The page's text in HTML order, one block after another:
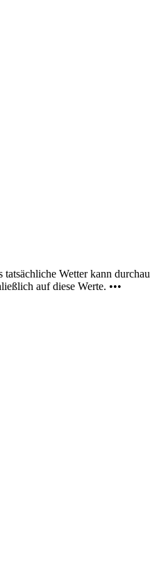
tatsächliche Wetter kann
auf diese Werte. •••